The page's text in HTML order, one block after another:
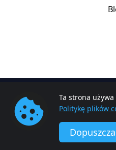
Ta strona
Politykę plików